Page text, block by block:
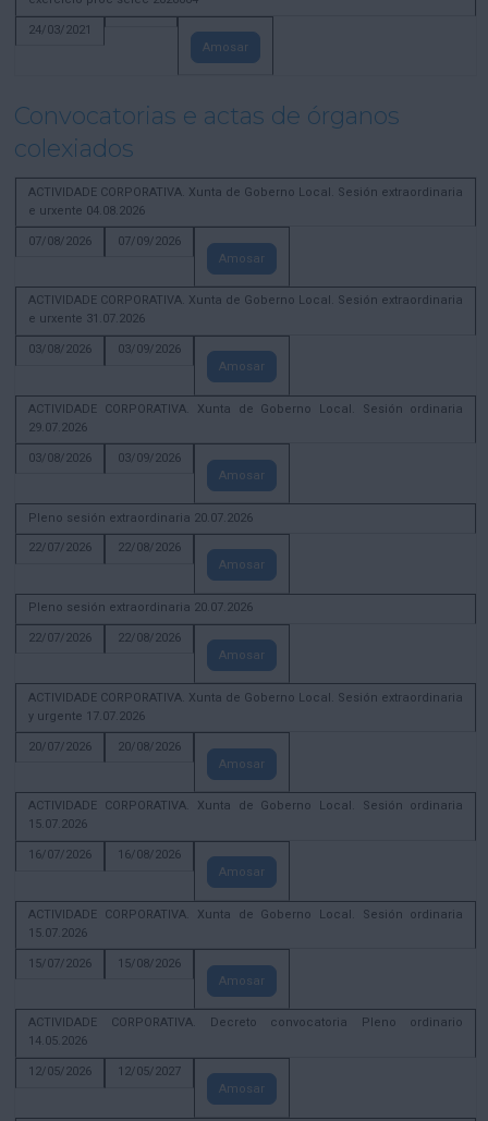
24/03/2021
Amosar
Convocatorias e actas de órganos
colexiados
ACTIVIDADE CORPORATIVA. Xunta de Goberno Local. Sesión extraordinaria
e urxente 04.08.2026
07/08/2026
07/09/2026
Amosar
ACTIVIDADE CORPORATIVA. Xunta de Goberno Local. Sesión extraordinaria
e urxente 31.07.2026
03/08/2026
03/09/2026
Amosar
ACTIVIDADE CORPORATIVA. Xunta de Goberno Local. Sesión ordinaria
29.07.2026
03/08/2026
03/09/2026
Amosar
Pleno sesión extraordinaria 20.07.2026
22/07/2026
22/08/2026
Amosar
Pleno sesión extraordinaria 20.07.2026
22/07/2026
22/08/2026
Amosar
ACTIVIDADE CORPORATIVA. Xunta de Goberno Local. Sesión extraordinaria
y urgente 17.07.2026
20/07/2026
20/08/2026
Amosar
ACTIVIDADE CORPORATIVA. Xunta de Goberno Local. Sesión ordinaria
15.07.2026
16/07/2026
16/08/2026
Amosar
ACTIVIDADE CORPORATIVA. Xunta de Goberno Local. Sesión ordinaria
15.07.2026
15/07/2026
15/08/2026
Amosar
ACTIVIDADE CORPORATIVA. Decreto convocatoria Pleno ordinario
14.05.2026
12/05/2026
12/05/2027
Amosar